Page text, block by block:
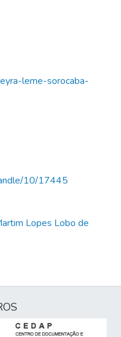
leme-sorocaba-
10/17445
Lopes Lobo de